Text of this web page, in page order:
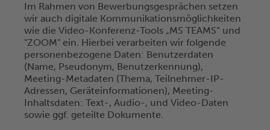
Im Rahmen von Bewerbungsgesprächen setzen
wir auch digitale Kommunikationsmöglichkeiten
wie die Video-Konferenz-Tools „MS TEAMS“ und
"ZOOM" ein. Hierbei verarbeiten wir folgende
personenbezogene Daten: Benutzerdaten
(Name, Pseudonym, Benutzerkennung),
Meeting-Metadaten (Thema, Teilnehmer-IP-
Adressen, Geräteinformationen), Meeting-
Inhaltsdaten: Text-, Audio-, und Video-Daten
sowie ggf. geteilte Dokumente.